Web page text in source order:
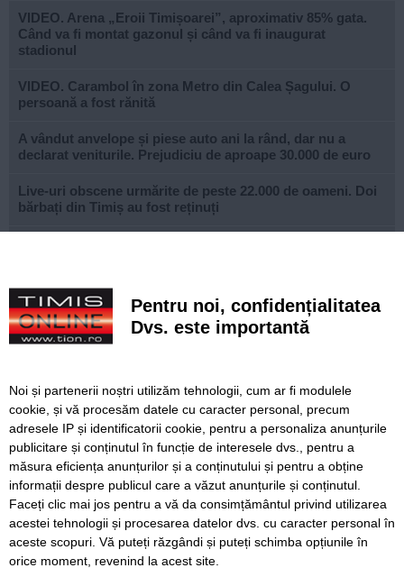
VIDEO. Arena „Eroii Timișoarei”, aproximativ 85% gata.
Când va fi montat gazonul și când va fi inaugurat
stadionul
VIDEO. Carambol în zona Metro din Calea Șagului. O
persoană a fost rănită
A vândut anvelope și piese auto ani la rând, dar nu a
declarat veniturile. Prejudiciu de aproape 30.000 de euro
Live-uri obscene urmărite de peste 22.000 de oameni. Doi
bărbați din Timiș au fost reținuți
Noile sisteme de tarifare a rovinietei și TollRo intră în
vigoare pe 31 august. Noul plan de tarifare se aplică de la
1 octombrie
joacă complet modernizat
VIDEO. STPT a frezat peste 25 de kilometri de linii de
tramvai. Lațcău: „Călătoria va deveni mult mai
confortabilă”
SERVICII Redactia Folosinta Cookie-urilor
Pentru noi, confidențialitatea
Dvs. este importantă
Noi și partenerii noștri utilizăm tehnologii, cum ar fi modulele
cookie, și vă procesăm datele cu caracter personal, precum
adresele IP și identificatorii cookie, pentru a personaliza anunțurile
publicitare și conținutul în funcție de interesele dvs., pentru a
măsura eficiența anunțurilor și a conținutului și pentru a obține
informații despre publicul care a văzut anunțurile și conținutul.
Faceți clic mai jos pentru a vă da consimțământul privind utilizarea
acestei tehnologii și procesarea datelor dvs. cu caracter personal în
aceste scopuri. Vă puteți răzgândi și puteți schimba opțiunile în
orice moment, revenind la acest site.